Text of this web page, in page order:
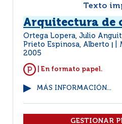
Texto
Arquitectura de
Ortega Lopera, Julio
Prieto Espinosa, Alberto
2005
| En formato papel.
MÁS INFORMACIÓN...